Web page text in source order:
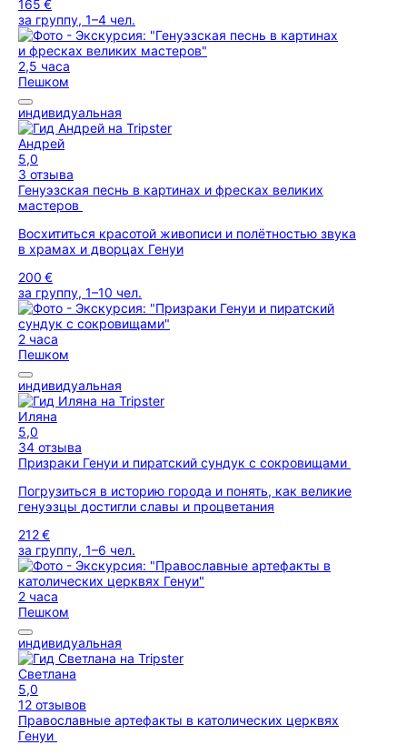
165 €
за группу, 1–4 чел.
2,5 часа
Пешком
индивидуальная
Андрей
5,0
3 отзыва
Генуэзская песнь в картинах и фресках великих
мастеров
Восхититься красотой живописи и полётностью звука
в храмах и дворцах Генуи
200 €
за группу, 1–10 чел.
2 часа
Пешком
индивидуальная
Иляна
5,0
34 отзыва
Призраки Генуи и пиратский сундук с сокровищами
Погрузиться в историю города и понять, как великие
генуэзцы достигли славы и процветания
212 €
за группу, 1–6 чел.
2 часа
Пешком
индивидуальная
Светлана
5,0
12 отзывов
Православные артефакты в католических церквях
Генуи